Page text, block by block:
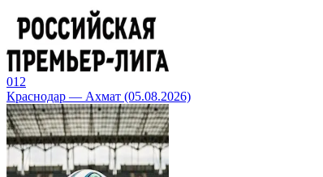
012
Краснодар — Ахмат (05.08.2026)